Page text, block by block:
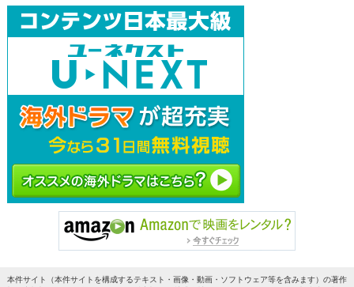
本件サイト（本件サイトを構成するテキスト・画像・動画・ソフトウェア等を含みます）の著作